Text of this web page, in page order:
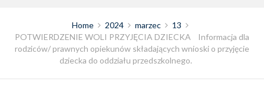
Home 2024 marzec
13
POTWIERDZENIE WOLI PRZYJĘCIA DZIECKA Informacja dla
rodziców/ prawnych opiekunów składających wnioski o przyjęcie
dziecka do oddziału przedszkolnego.